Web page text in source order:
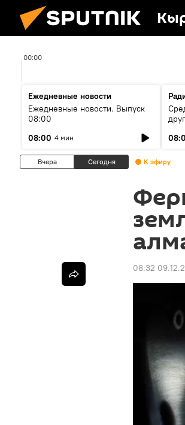
00:00
Ежедневные новости
Ежедневные новости. Выпуск
08:00
08:00 4 мин
Вчера Сегодня К эфиру
08:32